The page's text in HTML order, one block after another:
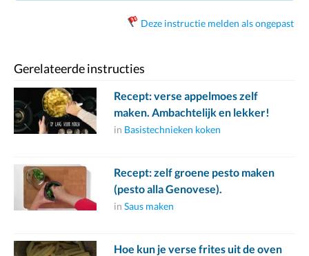
Deze instructie melden als ongepast
Gerelateerde instructies
Recept: verse appelmoes zelf
maken. Ambachtelijk en lekker!
in Basistechnieken koken
Recept: zelf groene pesto maken
(pesto alla Genovese).
in Saus maken
Hoe kun je verse frites uit de oven